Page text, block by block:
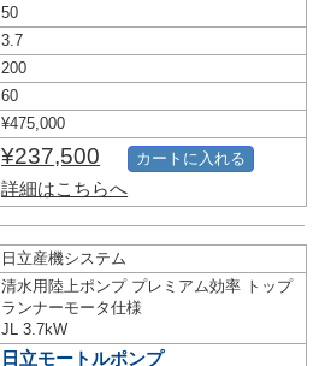
50
3.7
200
60
¥475,000
¥237,500
詳細はこちらへ
カートに入れる
日立産機システム
清水用陸上ポンプ プレミアム効率 トップ
ランナーモータ仕様
JL 3.7kW
日立モートルポンプ